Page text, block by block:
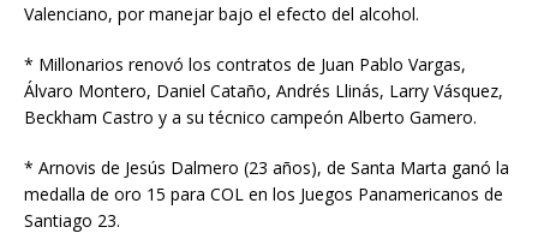
Valenciano, por manejar bajo el efecto del alcohol.
* Millonarios renovó los contratos de Juan Pablo Vargas,
Álvaro Montero, Daniel Cataño, Andrés Llinás, Larry Vásquez,
Beckham Castro y a su técnico campeón Alberto Gamero.
* Arnovis de Jesús Dalmero (23 años), de Santa Marta ganó la
medalla de oro 15 para COL en los Juegos Panamericanos de
Santiago 23.